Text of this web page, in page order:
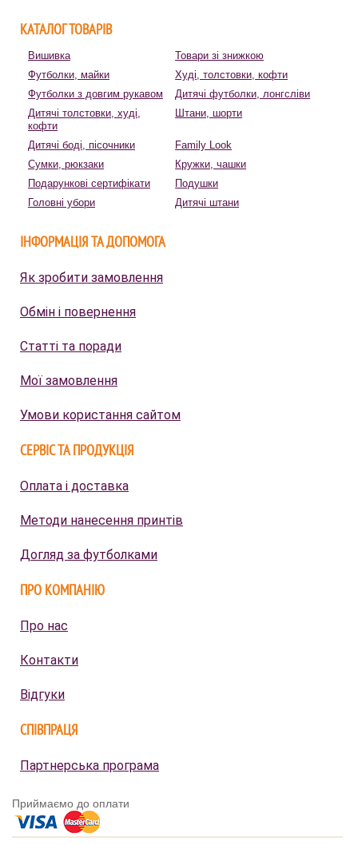
КАТАЛОГ ТОВАРІВ
Вишивка
Товари зі знижкою
Футболки, майки
Худі, толстовки, кофти
Футболки з довгим рукавом
Дитячі футболки, лонгсліви
Дитячі толстовки, худі,
кофти
Штани, шорти
Дитячі боді, пісочники
Family Look
Сумки, рюкзаки
Кружки, чашки
Подарункові сертифікати
Подушки
Головні убори
Дитячі штани
ІНФОРМАЦІЯ ТА ДОПОМОГА
Як зробити замовлення
Обмін і повернення
Статті та поради
Мої замовлення
Умови користання сайтом
СЕРВІС ТА ПРОДУКЦІЯ
Оплата і доставка
Методи нанесення принтів
Догляд за футболками
ПРО КОМПАНІЮ
Про нас
Контакти
Відгуки
СПІВПРАЦЯ
Партнерська програма
Приймаємо до оплати